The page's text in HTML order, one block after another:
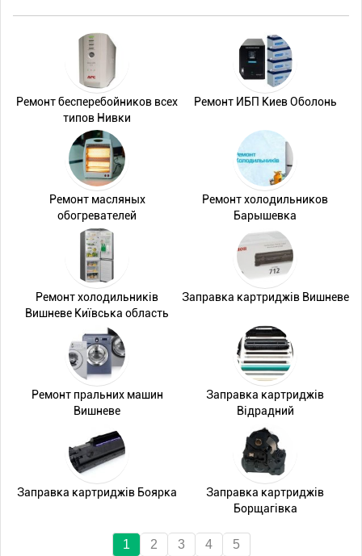
Ремонт бесперебойников всех
типов Нивки
Ремонт ИБП Киев Оболонь
Ремонт масляных
обогревателей
Ремонт холодильников
Барышевка
Ремонт холодильників
Вишневе Київська область
Заправка картриджів Вишневе
Ремонт пральних машин
Вишневе
Заправка картриджів
Відрадний
Заправка картриджів Боярка
Заправка картриджів
Борщагівка
1 2 3 4 5